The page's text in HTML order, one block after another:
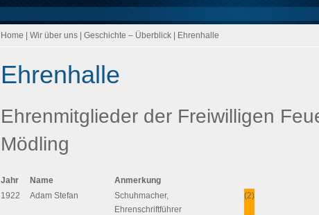
Home Wir über uns Geschichte – Überblick | Ehrenhalle
Ehrenhalle
Ehrenmitglieder der Freiwilligen
Mödling
Jahr Name
Anmerkung
1922
Adam Stefan
Schuhmacher,
Ehrenschriftführer
(2)